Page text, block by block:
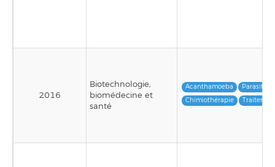
2016
Biotechnologie,
biomédecine et
santé
Acanthamoeba
Chimiothérapie